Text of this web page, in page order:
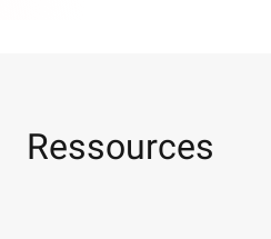
Ressources